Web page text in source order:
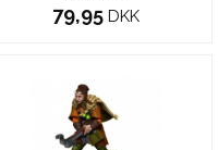
79,95 DKK